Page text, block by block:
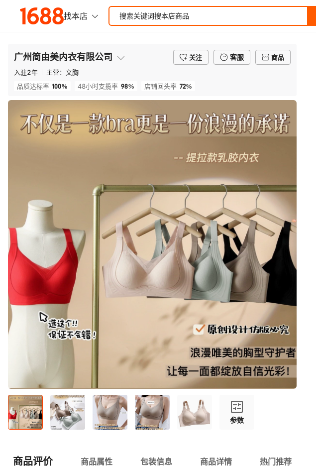
广州简由美内衣有限公司 关注 客服
商品
入驻2年 主营： 文胸
品质达标率 100% 48小时支揽率 98% 店铺回头率 72%
参数
商品评价 商品属性 包装信息 商品详情 热门推荐